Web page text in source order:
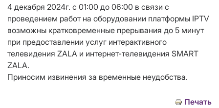
4 декабря 2024г. с 01:00 до 06:00 в связи с
проведением работ на оборудовании платформы IPTV
возможны кратковременные прерывания до 5 минут
при предоставлении услуг интерактивного
телевидения ZALA и интернет-телевидения SMART
ZALA.
Приносим извинения за временные неудобства.
Печать